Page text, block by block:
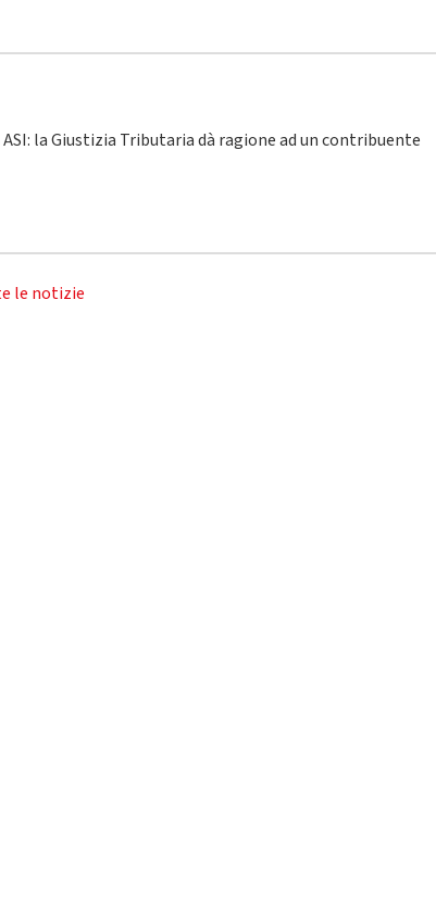
ASI: la Giustizia Tributaria dà ragione ad un contribuente
le notizie